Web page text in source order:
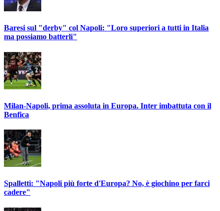
Baresi sul "derby" col Napoli: "Loro superiori a tutti in Italia
ma possiamo batterli"
Milan-Napoli, prima assoluta in Europa. Inter imbattuta con il
Benfica
Spalletti: "Napoli più forte d'Europa? No, è giochino per farci
cadere"